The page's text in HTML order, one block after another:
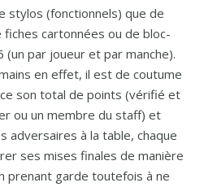
stylos (fonctionnels) que de
fiches cartonnées ou de bloc-
par joueur et par manche).
en effet, il est de coutume
son total de points (vérifié et
ou un membre du staff) et
adversaires à la table, chaque
ses mises finales de manière
prenant garde toutefois à ne